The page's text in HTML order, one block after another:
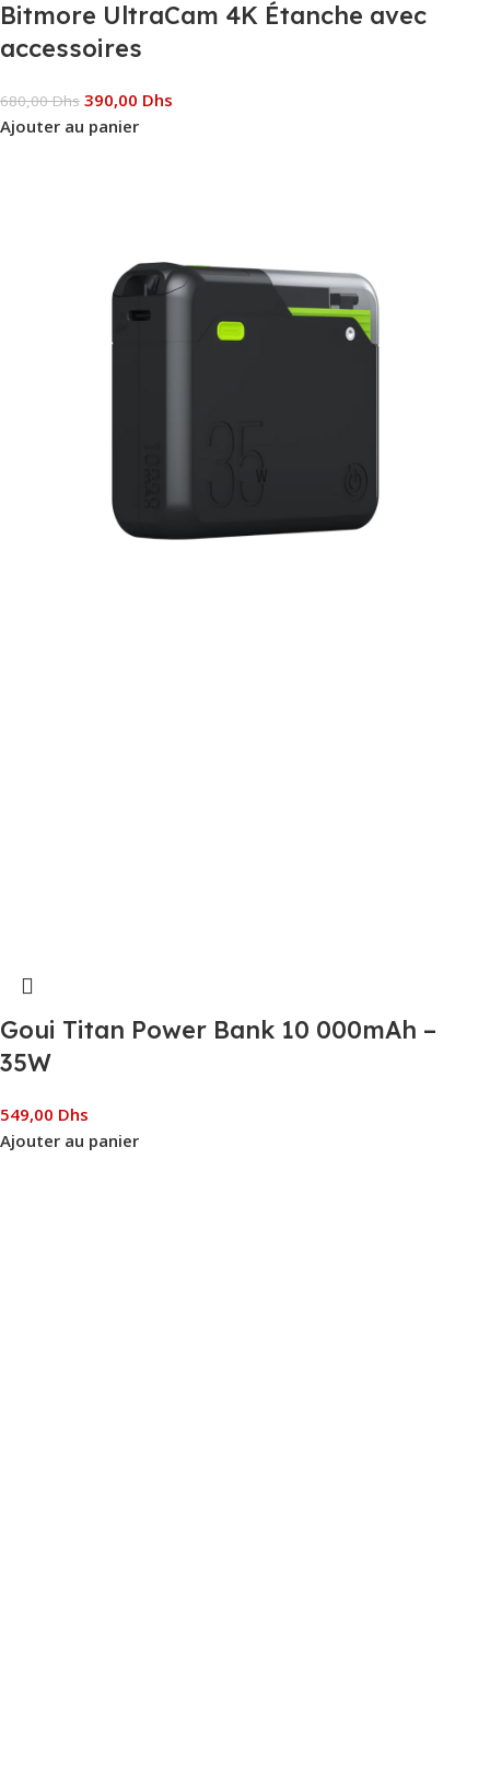
Bitmore UltraCam 4K Étanche avec
accessoires
680,00Dhs 390,00 Dhs
Ajouter au panier
Goui Titan Power Bank 10 000mAh –
35W
549,00 Dhs
Ajouter au panier